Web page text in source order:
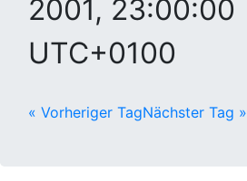
2001, 23:00:00
UTC+0100
« Vorheriger TagNächster Tag »